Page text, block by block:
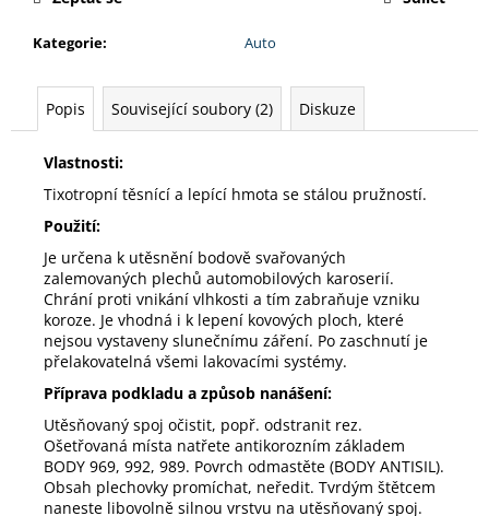
Kategorie: Auto
Popis Související soubory (2) Diskuze
Vlastnosti:
Tixotropní těsnící a lepící hmota se stálou pružností.
Použití:
Je určena k utěsnění bodově svařovaných
zalemovaných plechů automobilových karoserií.
Chrání proti vnikání vlhkosti a tím zabraňuje vzniku
koroze. Je vhodná i k lepení kovových ploch, které
nejsou vystaveny slunečnímu záření. Po zaschnutí je
přelakovatelná všemi lakovacími systémy.
Příprava podkladu a způsob nanášení:
Utěsňovaný spoj očistit, popř. odstranit rez.
Ošetřovaná místa natřete antikorozním základem
BODY 969, 992, 989. Povrch odmastěte (BODY ANTISIL).
Obsah plechovky promíchat, neředit. Tvrdým štětcem
naneste libovolně silnou vrstvu na utěsňovaný spoj.